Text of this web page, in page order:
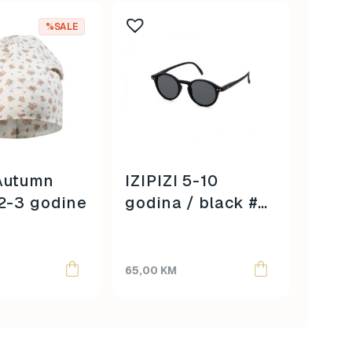
%SALE
3 godine
IZIPIZI 5-10
godina / black #d
65,00 KM